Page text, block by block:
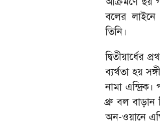
বলের লাইনে
তিনি।
দ্বিতীয়ার্ধের
ব্যর্থতা হয়
নামা
থ্রু বল বাড়ান
অন-ওয়ানে